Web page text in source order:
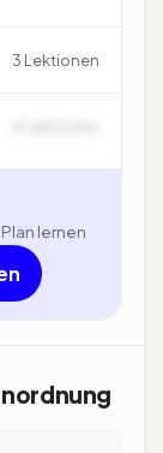
3 Lektionen
lernen